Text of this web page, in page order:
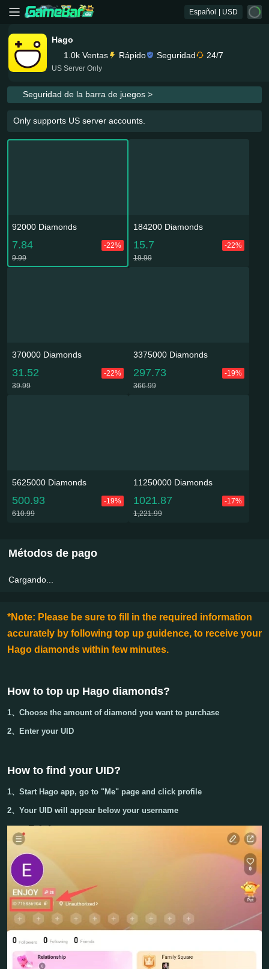
Español | USD
Hago
1.0k Ventas
Rápido Seguridad 24/7
US Server Only
Seguridad de la barra de juegos >
Only supports US server accounts.
92000 Diamonds
7.84
-22%
9.99
184200 Diamonds
15.7
-22%
19.99
370000 Diamonds
31.52
-22%
39.99
3375000 Diamonds
297.73
-19%
366.99
5625000 Diamonds
500.93
-19%
610.99
11250000 Diamonds
1021.87
-17%
1,221.99
Métodos de pago
Cargando...
*Note: Please be sure to fill in the required information
accurately by following top up guidence, to receive your
Hago diamonds within few minutes.
How to top up Hago diamonds?
1、Choose the amount of diamond you want to purchase
2、Enter your UID
How to find your UID?
1、Start Hago app, go to "Me" page and click profile
2、Your UID will appear below your username